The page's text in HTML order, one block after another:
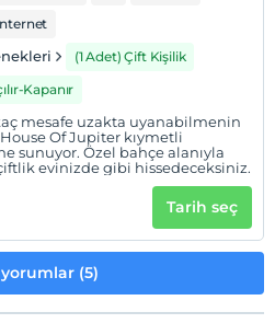
(1 Adet) Çift Kişilik
Kapanır
mesafe uzakta uyanabilmenin
Of Jupiter kıymetli
sunuyor. Özel bahçe alanıyla
evinizde gibi hissedeceksiniz.
Tarih seç
(5)